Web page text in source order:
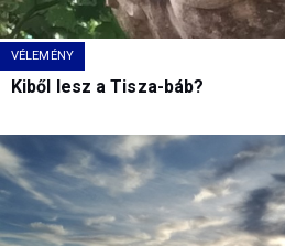
VÉLEMÉNY
Kiből lesz a Tisza-báb?